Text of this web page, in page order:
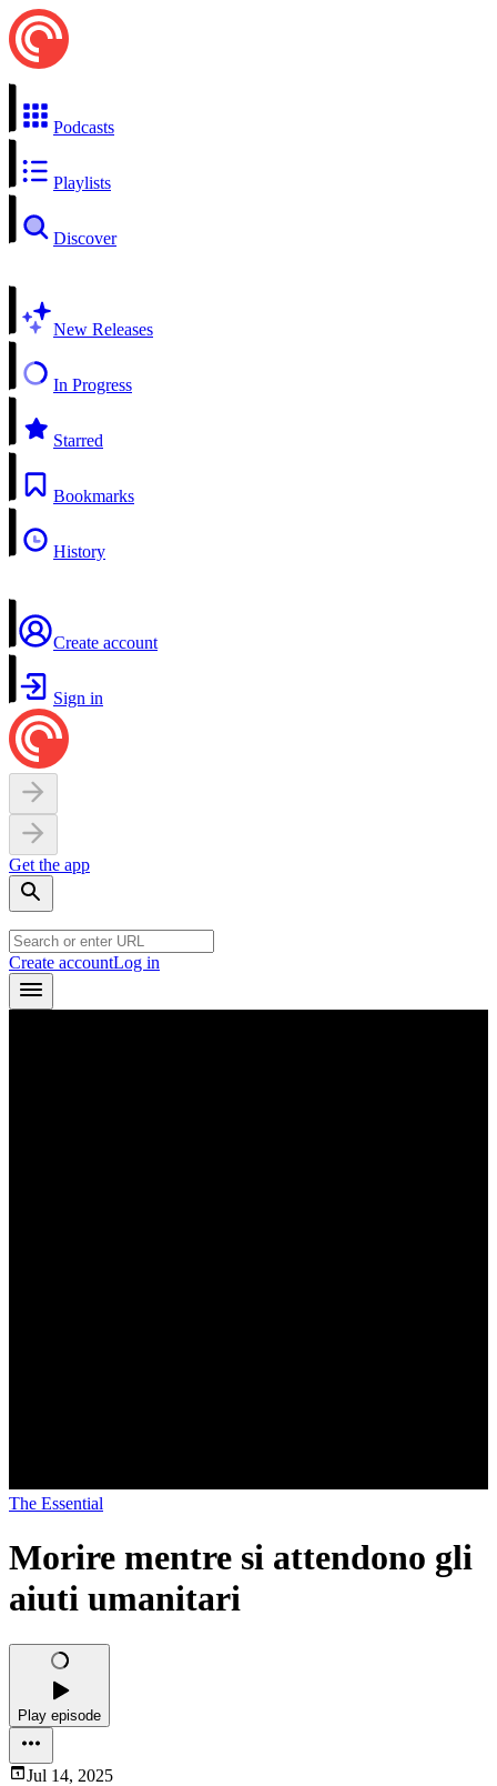
Podcasts
Playlists
Discover
New Releases
In Progress
Starred
Bookmarks
History
Create account
Sign in
Get the app
Create accountLog in
The Essential
Morire mentre si attendono gli
aiuti umanitari
Play episode
Jul 14, 2025